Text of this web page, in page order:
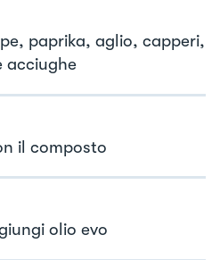
paprika, aglio, capperi,
acciughe
il composto
olio evo